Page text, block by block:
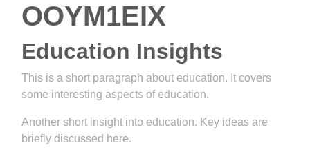
OOYM1EIX
Education Insights
This is a short paragraph about education. It covers
some interesting aspects of education.
Another short insight into education. Key ideas are
briefly discussed here.